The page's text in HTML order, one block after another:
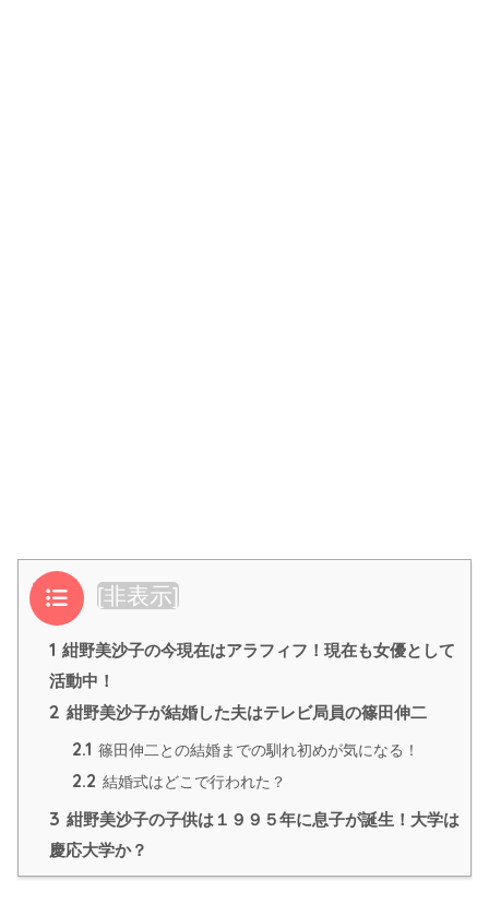
目次 [非表示]
1 紺野美沙子の今現在はアラフィフ！現在も女優として
活動中！
2 紺野美沙子が結婚した夫はテレビ局員の篠田伸二
2.1 篠田伸二との結婚までの馴れ初めが気になる！
2.2 結婚式はどこで行われた？
3 紺野美沙子の子供は１９９５年に息子が誕生！大学は
慶応大学か？